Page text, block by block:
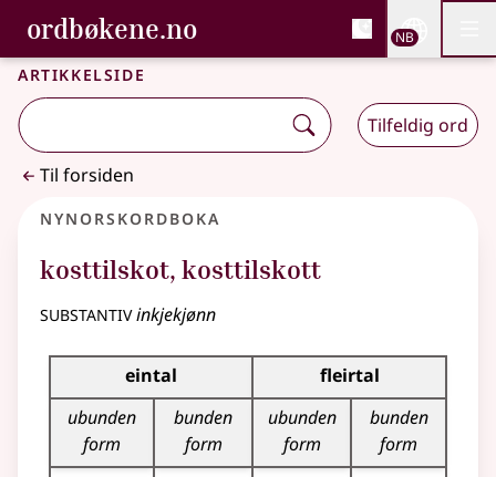
Gå til hovedinnhold
Tilgjengelighet
ordbøkene.no, Bokmålsordboka og
Bokmålsordboka og Nynorskordboka
NB
Artikkelside
Tilfeldig ord
Til forsiden
Nynorskordboka
kosttilskot, kosttilskott
substantivinkjekjønn
Bøyningstabell for dette substantivet
eintal
fleirtal
ubunden
form
bunden
form
ubunden
form
bunden
form